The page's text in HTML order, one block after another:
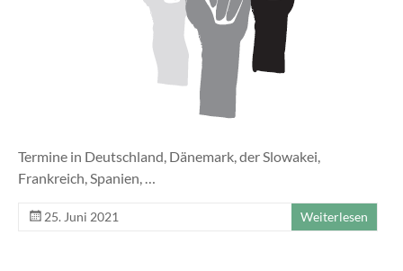
Termine in Deutschland, Dänemark, der Slowakei,
Frankreich, Spanien, …
25. Juni 2021 Weiterlesen